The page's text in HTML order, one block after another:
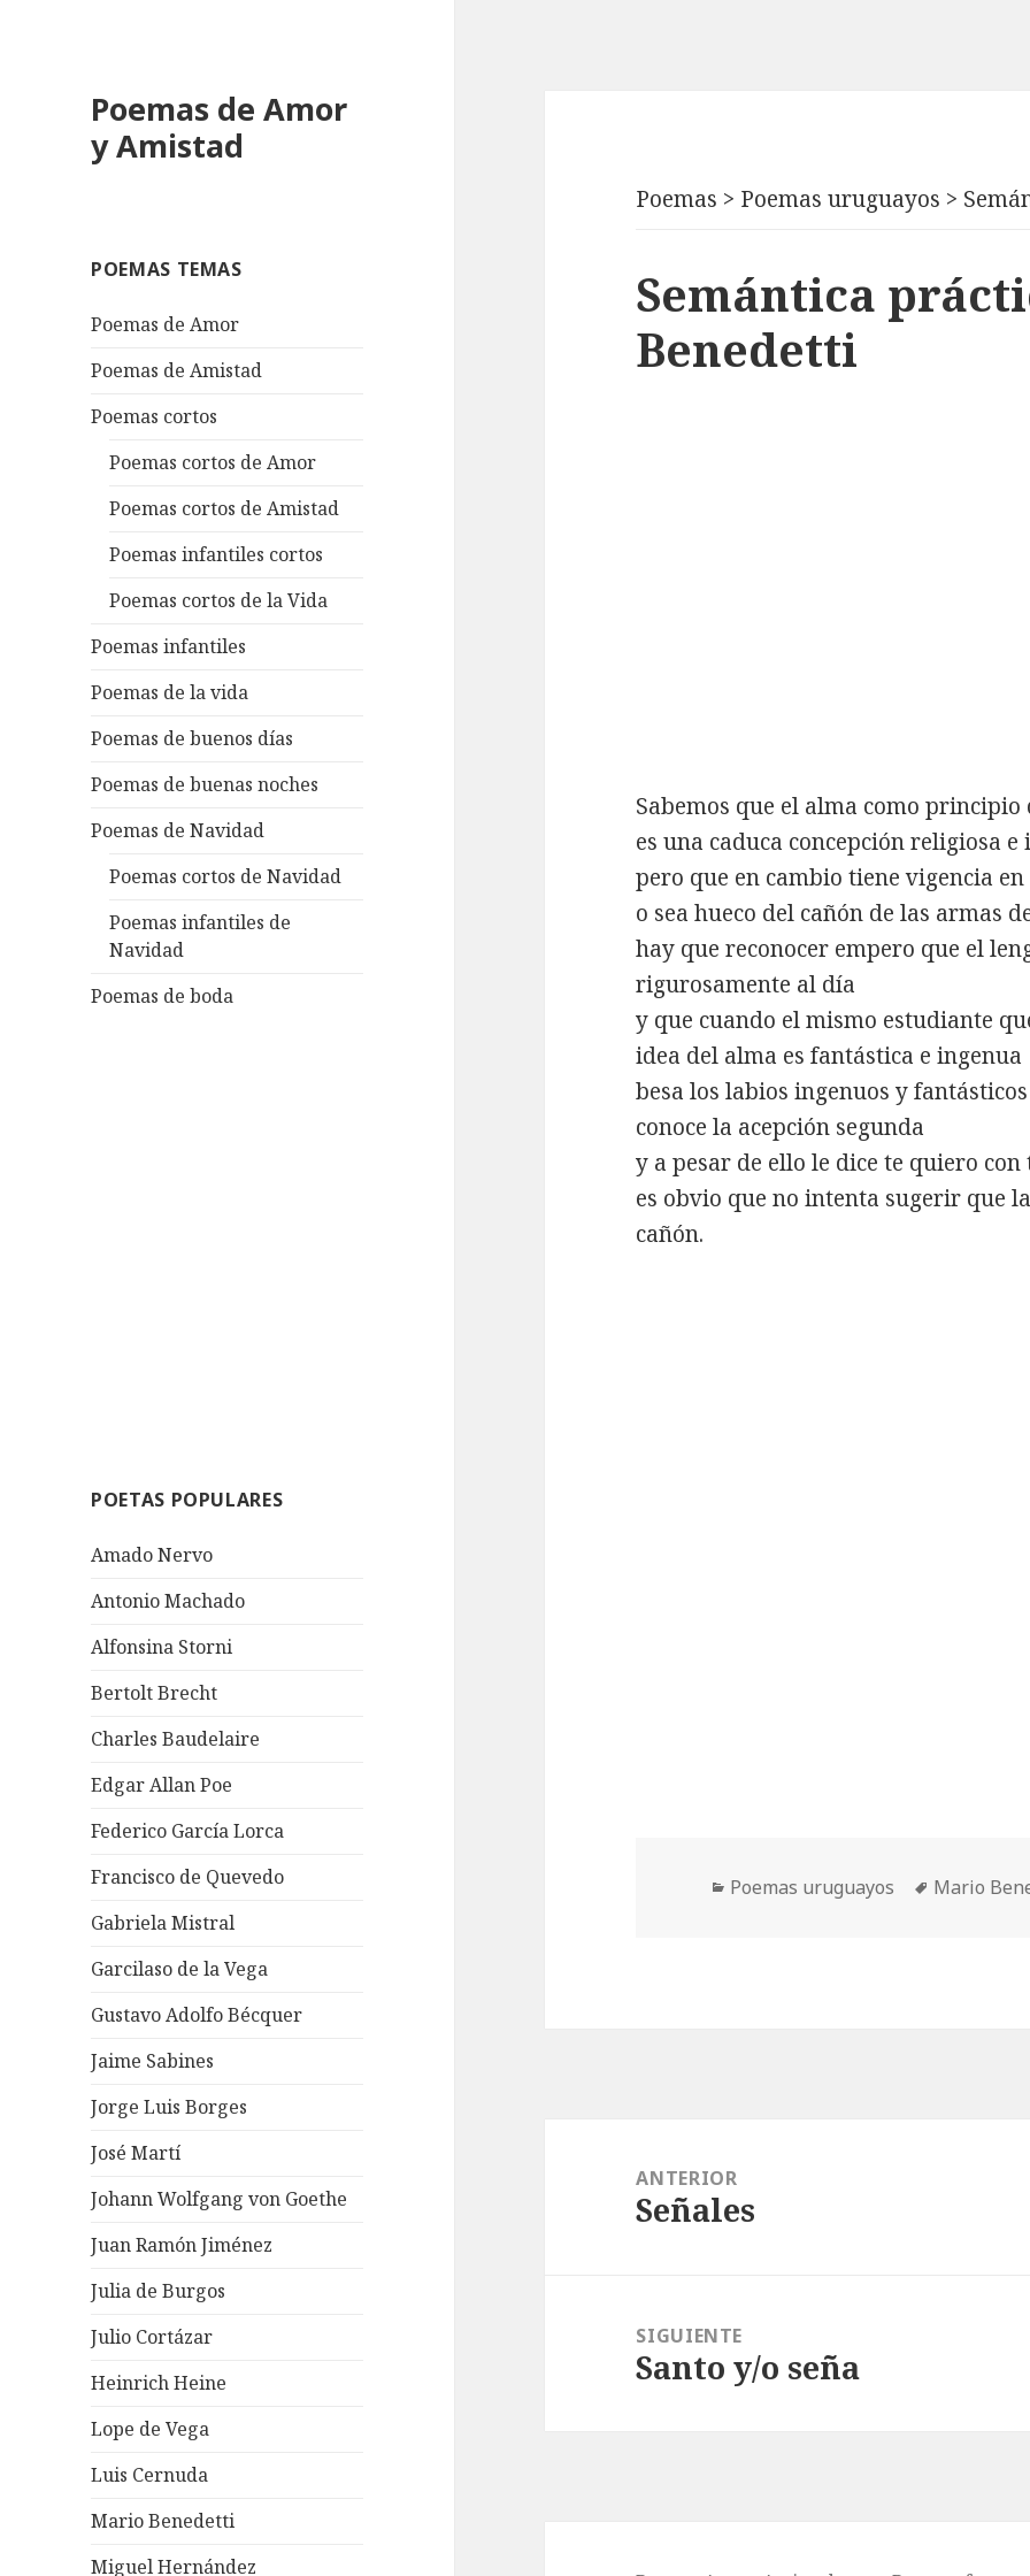
Poemas de Amor
y Amistad
POEMAS TEMAS
Poemas de Amor
Poemas de Amistad
Poemas cortos
Poemas cortos de Amor
Poemas cortos de Amistad
Poemas infantiles cortos
Poemas cortos de la Vida
Poemas infantiles
Poemas de la vida
Poemas de buenos días
Poemas de buenas noches
Poemas de Navidad
Poemas cortos de Navidad
Poemas infantiles de
Navidad
Poemas de boda
POETAS POPULARES
Amado Nervo
Antonio Machado
Alfonsina Storni
Bertolt Brecht
Charles Baudelaire
Edgar Allan Poe
Federico García Lorca
Francisco de Quevedo
Gabriela Mistral
Garcilaso de la Vega
Gustavo Adolfo Bécquer
Jaime Sabines
Jorge Luis Borges
José Martí
Johann Wolfgang von Goethe
Juan Ramón Jiménez
Julia de Burgos
Julio Cortázar
Heinrich Heine
Lope de Vega
Luis Cernuda
Mario Benedetti
Miguel Hernández
Poemas > Poemas uruguayos >
Semántica
Benedetti
Sabemos que el alma como principio
es una caduca concepción religiosa e
pero que en cambio tiene vigencia
o sea hueco del cañón de las armas
hay que reconocer empero que el
rigurosamente al día
y que cuando el mismo estudiante
idea del alma es fantástica e ingenua
besa los labios ingenuos y
conoce la acepción segunda
y a pesar de ello le dice te quiero
es obvio que no intenta sugerir que
cañón.
Categorías
Poemas uruguayos Etiquetas
Mario
entradas
ANTERIOR
Entrada
Señales
SIGUIENTE
Entrada
Santo y/o seña